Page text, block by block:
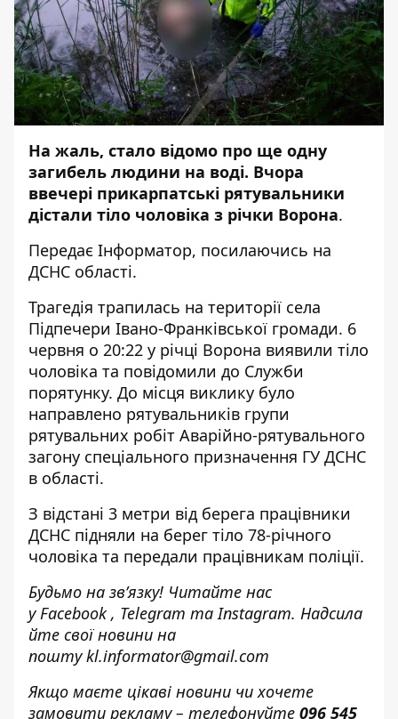
На жаль, стало відомо про ще одну
загибель людини на воді. Вчора
ввечері прикарпатські рятувальники
дістали тіло чоловіка з річки Ворона.
Передає Інформатор, посилаючись на
ДСНС області.
Трагедія трапилась на території села
Підпечери Івано-Франківської громади. 6
червня о 20:22 у річці Ворона виявили тіло
чоловіка та повідомили до Служби
порятунку. До місця виклику було
направлено рятувальників групи
рятувальних робіт Аварійно-рятувального
загону спеціального призначення ГУ ДСНС
в області.
З відстані 3 метри від берега працівники
ДСНС підняли на берег тіло 78-річного
чоловіка та передали працівникам поліції.
Будьмо на зв’язку! Читайте нас
уFacebook, Telegram таInstagram. Надсила
йте свої новини на
поштуkl.informator@gmail.com
Якщо маєте цікаві новини чи хочете
замовити рекламу – телефонуйте 096 545